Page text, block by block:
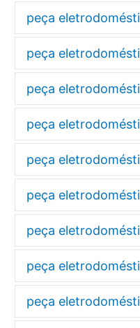
peça
peça
peça
peça
peça
peça
peça
peça
peça